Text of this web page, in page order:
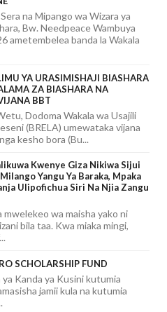
na Mipango wa Wizara ya
Bw. Needpeace Wambuya
ametembelea banda la Wakala
YA URASIMISHAJI BIASHARA
ZA BIASHARA NA
BBT
Dodoma Wakala wa Usajili
(BRELA) umewataka vijana
kesho bora (Bu...
Kwenye Giza Nikiwa Sijui
Yangu Ya Baraka, Mpaka
Ulipofichua Siri Na Njia Zangu
mwelekeo wa maisha yako ni
bila taa. Kwa miaka mingi,
SCHOLARSHIP FUND
Kanda ya Kusini kutumia
jamii kula na kutumia